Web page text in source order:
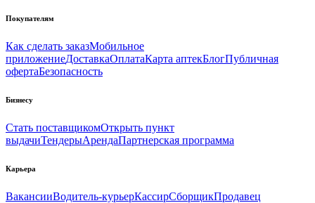
Покупателям
Как сделать заказМобильное
приложениеДоставкаОплатаКарта аптекБлогПубличная
офертаБезопасность
Бизнесу
Стать поставщикомОткрыть пункт
выдачиТендерыАрендаПартнерская программа
Карьера
ВакансииВодитель-курьерКассирСборщикПродавец